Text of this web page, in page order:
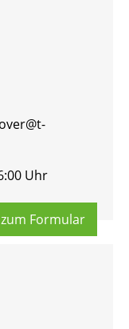
Uhr
zum For­mu­lar